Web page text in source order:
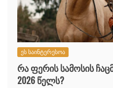
ეს საინტერესოა
რა ფერის სამოსის
2026 წელს?